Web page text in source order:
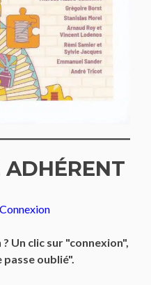
ADHÉRENT
Connexion
Un clic sur "connexion",
oublié".